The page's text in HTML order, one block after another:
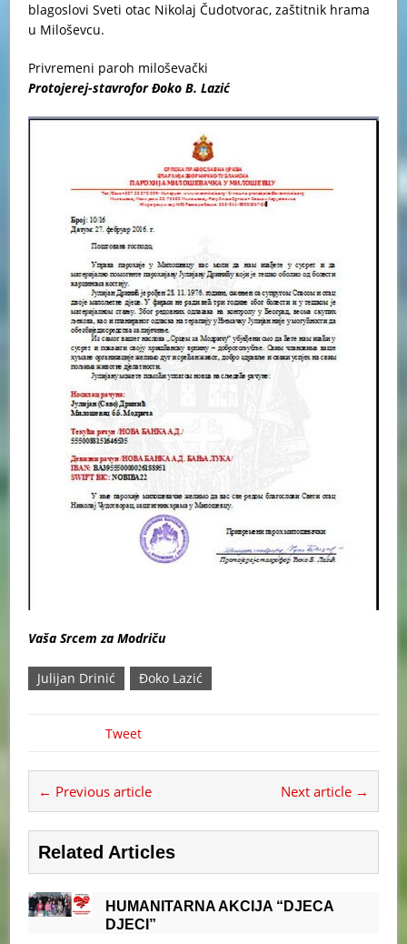
blagoslovi Sveti otac Nikolaj Čudotvorac, zaštitnik hrama
u Miloševcu.
Privremeni paroh miloševački
Protojerej-stavrofor Đoko B. Lazić
Vaša Srcem za Modriču
Julijan Drinić Đoko Lazić
Tweet
← Previous article Next article →
Related Articles
HUMANITARNA AKCIJA “DJECA
DJECI”